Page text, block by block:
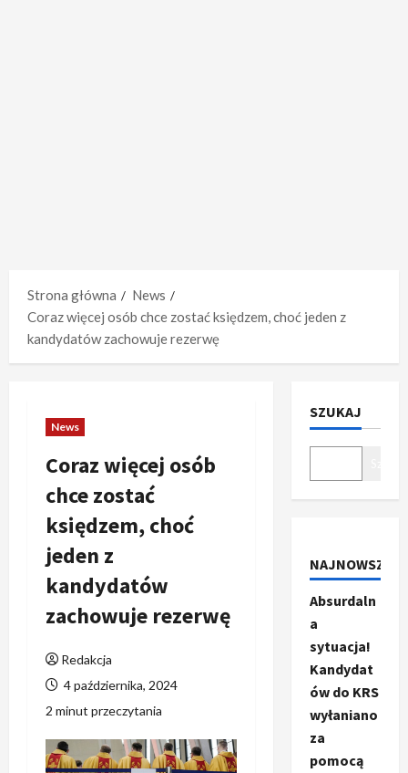
Strona główna
News
Coraz więcej osób chce zostać księdzem, choć jeden z
kandydatów zachowuje rezerwę
News
Coraz więcej osób
chce zostać
księdzem, choć
jeden z
kandydatów
zachowuje rezerwę
Redakcja
4 października, 2024
2 minut przeczytania
SZUKAJ
NAJNOWSZE
Absurdaln
a
sytuacja!
Kandydat
ów do KRS
wyłaniano
za
pomocą